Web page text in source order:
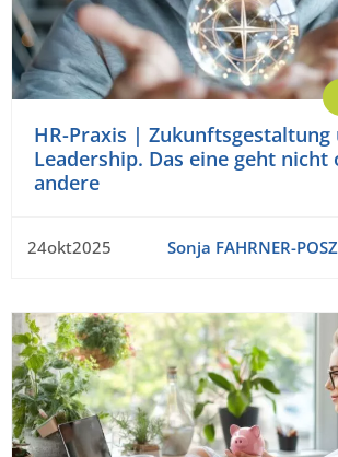
HR-Praxis | Zukunftsgestaltung
Leadership. Das eine geht nicht
andere
24okt2025 Sonja FAHRNER-